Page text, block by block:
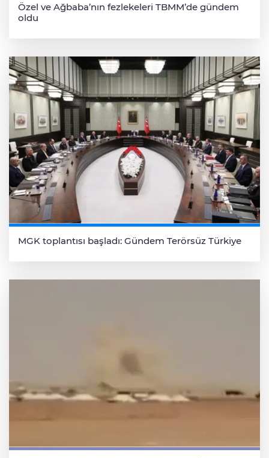
Özel ve Ağbaba’nın fezlekeleri TBMM’de gündem
oldu
MGK toplantısı başladı: Gündem Terörsüz Türkiye